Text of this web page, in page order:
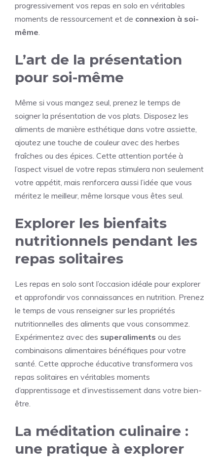
progressivement vos repas en solo en véritables
moments de ressourcement et de connexion à soi-
même.
L’art de la présentation
pour soi-même
Même si vous mangez seul, prenez le temps de
soigner la présentation de vos plats. Disposez les
aliments de manière esthétique dans votre assiette,
ajoutez une touche de couleur avec des herbes
fraîches ou des épices. Cette attention portée à
l’aspect visuel de votre repas stimulera non seulement
votre appétit, mais renforcera aussi l’idée que vous
méritez le meilleur, même lorsque vous êtes seul.
Explorer les bienfaits
nutritionnels pendant les
repas solitaires
Les repas en solo sont l’occasion idéale pour explorer
et approfondir vos connaissances en nutrition. Prenez
le temps de vous renseigner sur les propriétés
nutritionnelles des aliments que vous consommez.
Expérimentez avec des superaliments ou des
combinaisons alimentaires bénéfiques pour votre
santé. Cette approche éducative transformera vos
repas solitaires en véritables moments
d’apprentissage et d’investissement dans votre bien-
être.
La méditation culinaire :
une pratique à explorer